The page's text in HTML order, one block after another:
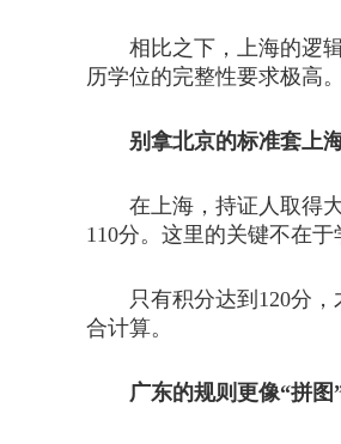
相比之下，上海的逻辑
历学位的完整性要求极高。
别拿北京的标准套上
在上海，持证人取得大
110分。这里的关键不在
只有积分达到120分，
合计算。
广东的规则更像“拼图